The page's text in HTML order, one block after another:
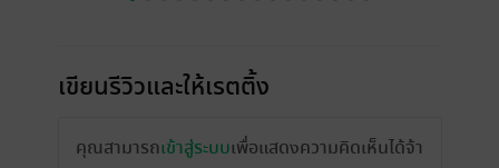
เขียนรีวิวและให้เรตติ้ง
คุณสามารถเข้าสู่ระบบเพื่อแสดงความคิดเห็นได้จ้า